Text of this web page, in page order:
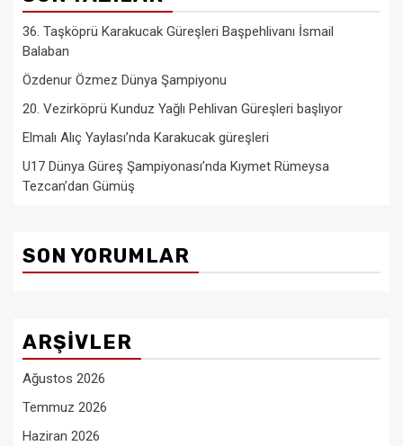
36. Taşköprü Karakucak Güreşleri Başpehlivanı İsmail
Balaban
Özdenur Özmez Dünya Şampiyonu
20. Vezirköprü Kunduz Yağlı Pehlivan Güreşleri başlıyor
Elmalı Alıç Yaylası’nda Karakucak güreşleri
U17 Dünya Güreş Şampiyonası’nda Kıymet Rümeysa
Tezcan’dan Gümüş
SON YORUMLAR
ARŞIVLER
Ağustos 2026
Temmuz 2026
Haziran 2026